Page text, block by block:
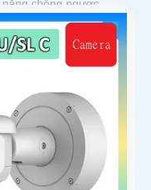
chống ngược
và loa hỗ trợ đàm thoại